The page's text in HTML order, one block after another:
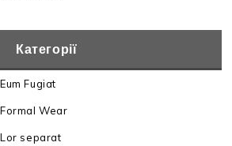
Категорії
Eum Fugiat
Formal Wear
Lor separat